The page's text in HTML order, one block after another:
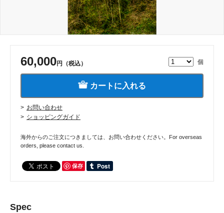
60,000円（税込） 個
カートに入れる
お問い合わせ
ショッピングガイド
海外からのご注文につきましては、お問い合わせください。For overseas
orders, please contact us.
保存
Spec